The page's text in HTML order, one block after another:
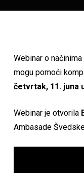
Webinar o
mogu pomoći
četvrtak, 11. juna
Webinar je otvorila
Ambasade